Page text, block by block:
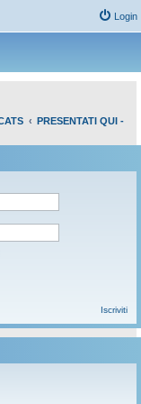
Login
PRESENTATI QUI -
Iscriviti